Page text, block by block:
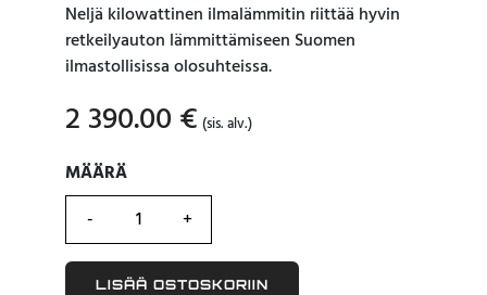
Neljä kilowattinen ilmalämmitin riittää hyvin
retkeilyauton lämmittämiseen Suomen
ilmastollisissa olosuhteissa.
2 390.00 € (sis. alv.)
MÄÄRÄ
MÄÄRÄ
LISÄÄ OSTOSKORIIN